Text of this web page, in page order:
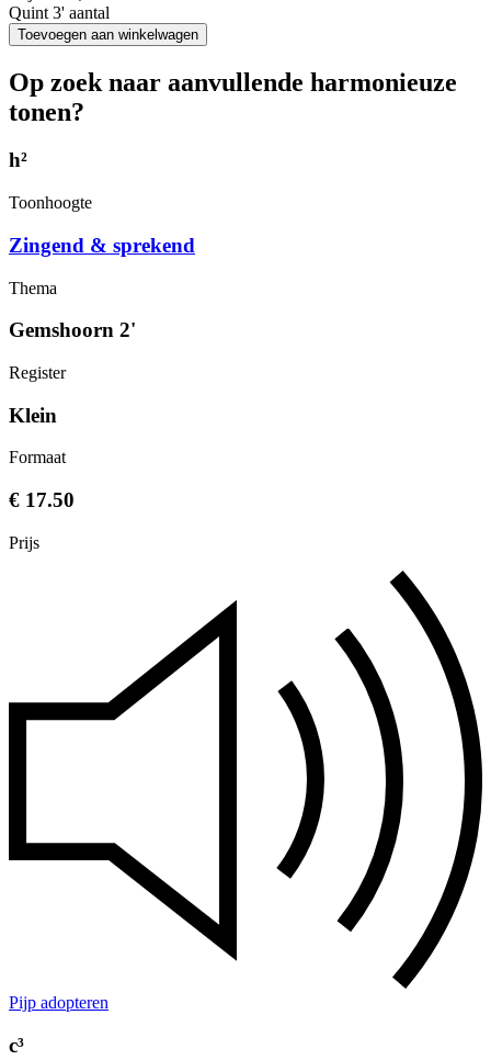
Quint 3' aantal
Toevoegen aan winkelwagen
Op zoek naar aanvullende harmonieuze
tonen?
h²
Toonhoogte
Zingend & sprekend
Thema
Gemshoorn 2'
Register
Klein
Formaat
€ 17.50
Prijs
Pijp adopteren
c³